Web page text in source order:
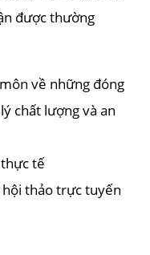
được thường
về những đóng
chất lượng và an
tế
thảo trực tuyến